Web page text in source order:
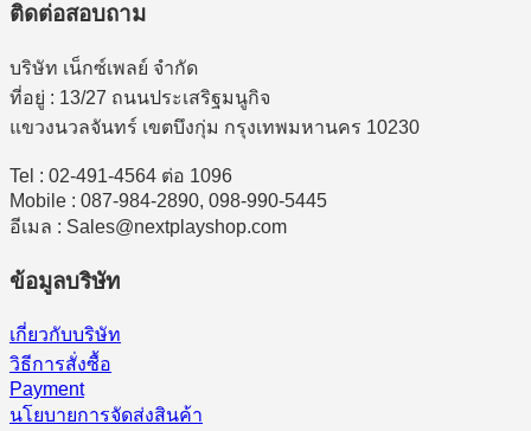
ติดต่อสอบถาม
บริษัท เน็กซ์เพลย์ จำกัด
ที่อยู่ : 13/27 ถนนประเสริฐมนูกิจ
แขวงนวลจันทร์ เขตบึงกุ่ม กรุงเทพมหานคร 10230
Tel : 02-491-4564 ต่อ 1096
Mobile : 087-984-2890, 098-990-5445
อีเมล : Sales@nextplayshop.com
ข้อมูลบริษัท
เกี่ยวกับบริษัท
วิธีการสั่งซื้อ
Payment
นโยบายการจัดส่งสินค้า